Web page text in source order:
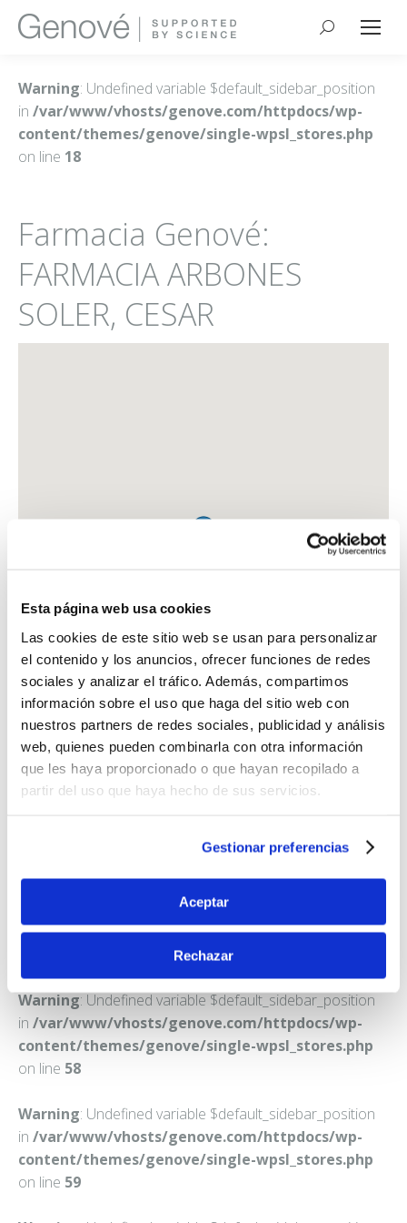
Esta página web usa cookies
Las cookies de este sitio web se usan para personalizar
el contenido y los anuncios, ofrecer funciones de redes
sociales y analizar el tráfico. Además, compartimos
información sobre el uso que haga del sitio web con
nuestros partners de redes sociales, publicidad y análisis
web, quienes pueden combinarla con otra información
que les haya proporcionado o que hayan recopilado a
partir del uso que haya hecho de sus servicios.
Gestionar preferencias
Aceptar
Rechazar
Buscar:
Warning: Undefined variable $default_sidebar_position
in /var/www/vhosts/genove.com/httpdocs/wp-
content/themes/genove/single-wpsl_stores.php
on line 18
Farmacia Genové:
FARMACIA ARBONES
SOLER, CESAR
FARMACIA ARBONES SOLER, CESAR
CTRA. DE ALMODOVAR, 17
Warning: Undefined variable $default_sidebar_position
in /var/www/vhosts/genove.com/httpdocs/wp-
content/themes/genove/single-wpsl_stores.php
on line 58
Warning: Undefined variable $default_sidebar_position
in /var/www/vhosts/genove.com/httpdocs/wp-
content/themes/genove/single-wpsl_stores.php
on line 59